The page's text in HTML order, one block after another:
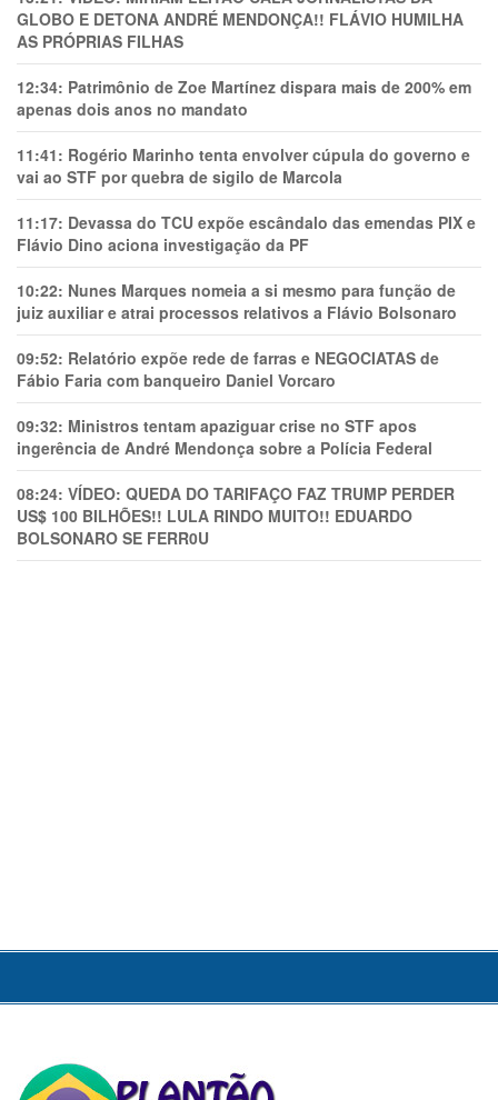
GLOBO E DETONA ANDRÉ MENDONÇA!! FLÁVIO HUMILHA
AS PRÓPRIAS FILHAS
12:34: Patrimônio de Zoe Martínez dispara mais de 200% em
apenas dois anos no mandato
11:41: Rogério Marinho tenta envolver cúpula do governo e
vai ao STF por quebra de sigilo de Marcola
11:17: Devassa do TCU expõe escândalo das emendas PIX e
Flávio Dino aciona investigação da PF
10:22: Nunes Marques nomeia a si mesmo para função de
juiz auxiliar e atrai processos relativos a Flávio Bolsonaro
09:52: Relatório expõe rede de farras e NEGOCIATAS de
Fábio Faria com banqueiro Daniel Vorcaro
09:32: Ministros tentam apaziguar crise no STF apos
ingerência de André Mendonça sobre a Polícia Federal
08:24: VÍDEO: QUEDA DO TARIFAÇO FAZ TRUMP PERDER
US$ 100 BILHÕES!! LULA RINDO MUITO!! EDUARDO
BOLSONARO SE FERR0U